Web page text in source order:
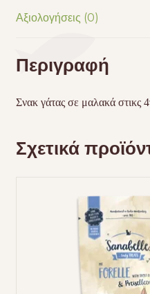
Αξιολογήσεις (0)
Περιγραφή
Σνακ γάτας σε μαλακά στικς
Σχετικά